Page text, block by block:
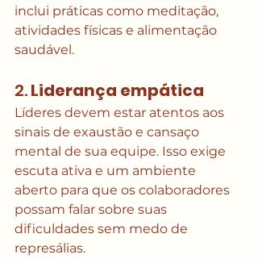
inclui práticas como meditação,
atividades físicas e alimentação
saudável.
2. Liderança empática
Líderes devem estar atentos aos
sinais de exaustão e cansaço
mental de sua equipe. Isso exige
escuta ativa e um ambiente
aberto para que os colaboradores
possam falar sobre suas
dificuldades sem medo de
represálias.